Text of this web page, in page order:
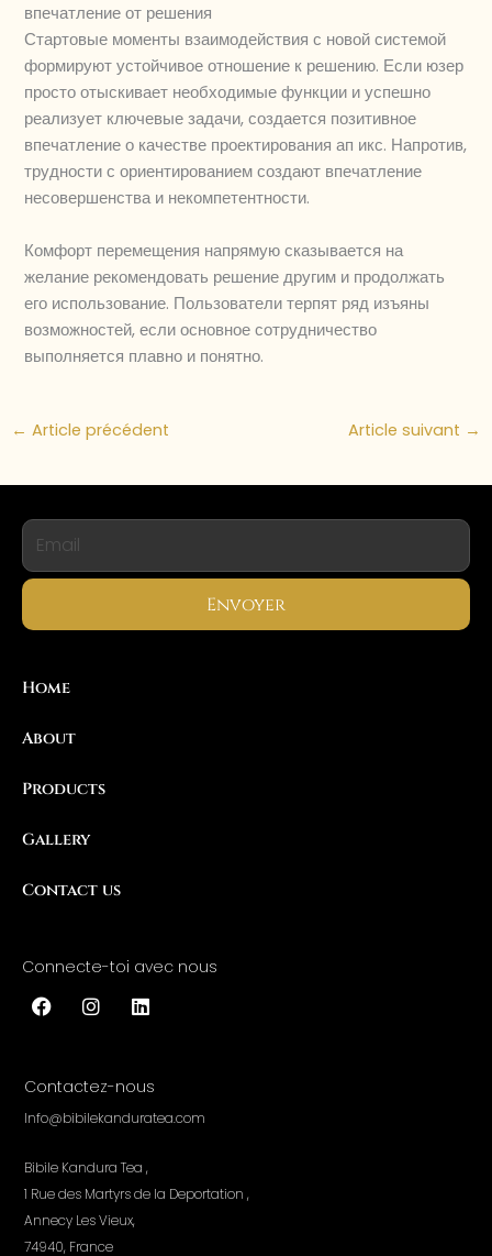
впечатление от решения
Стартовые моменты взаимодействия с новой системой
формируют устойчивое отношение к решению. Если юзер
просто отыскивает необходимые функции и успешно
реализует ключевые задачи, создается позитивное
впечатление о качестве проектирования ап икс. Напротив,
трудности с ориентированием создают впечатление
несовершенства и некомпетентности.
Комфорт перемещения напрямую сказывается на
желание рекомендовать решение другим и продолжать
его использование. Пользователи терпят ряд изъяны
возможностей, если основное сотрудничество
выполняется плавно и понятно.
← Article précédent Article suivant →
Envoyer
Home
About
Products
Gallery
Contact us
Connecte-toi avec nous
c
e
b
o
k
s
t
a
r
a
m
n
k
e
n
Contactez-nous
Info@bibilekanduratea.com
Bibile Kandura Tea ,
1 Rue des Martyrs de la Deportation ,
Annecy Les Vieux,
74940, France